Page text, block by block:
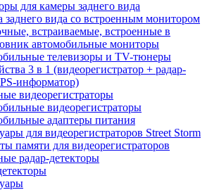
для камеры заднего вида
заднего вида со встроенным монитором
встраиваемые, встроенные в
автомобильные мониторы
телевизоры и TV-тюнеры
3 в 1 (видеорегистратор + радар-
информатор)
видеорегистраторы
видеорегистраторы
адаптеры питания
для видеорегистраторов Street Storm
памяти для видеорегистраторов
радар-детекторы